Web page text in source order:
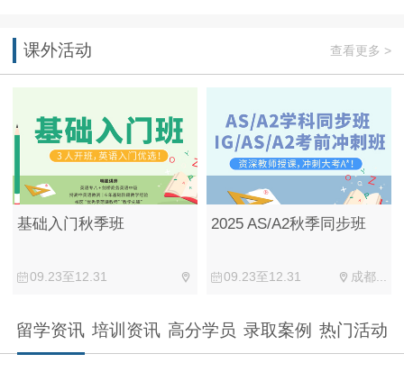
课外活动 查看更多 >
基础入门秋季班
09.23至12.31
2025 AS/A2秋季同步班
09.23至12.31 成都...
留学资讯 培训资讯 高分学员 录取案例 热门活动